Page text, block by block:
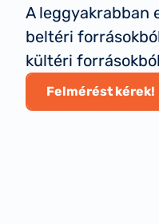
A leggyakrabban
beltéri
kültéri
Felmérést kérek!